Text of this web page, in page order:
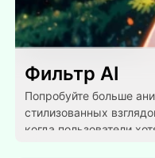
Фильтр AI
Попробуйте больше
стилизованных
когда пользователи